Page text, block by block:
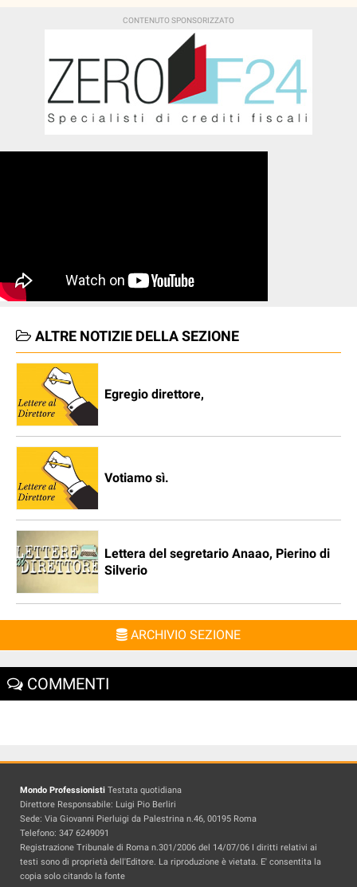
ALTRE NOTIZIE DELLA SEZIONE
Egregio direttore,
Votiamo sì.
Lettera del segretario Anaao, Pierino di
Silverio
ARCHIVIO SEZIONE
COMMENTI
Mondo Professionisti Testata quotidiana
Direttore Responsabile: Luigi Pio Berliri
Sede: Via Giovanni Pierluigi da Palestrina n.46, 00195 Roma
Telefono: 347 6249091
Registrazione Tribunale di Roma n.301/2006 del 14/07/06 I diritti relativi ai
testi sono di proprietà dell'Editore. La riproduzione è vietata. E' consentita la
copia solo citando la fonte